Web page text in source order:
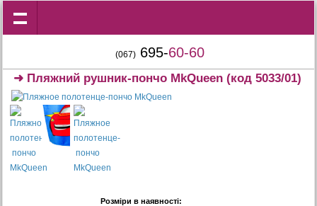
(067) 695-60-60
➜ Пляжний рушник-пончо MkQueen (код 5033/01)
Розміри в наявності: